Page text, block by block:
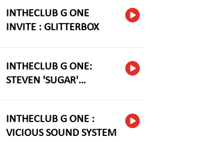
INTHECLUB G ONE
INVITE : GLITTERBOX
INTHECLUB G ONE:
STEVEN 'SUGAR'
INTHECLUB G ONE :
VICIOUS SOUND SYSTEM